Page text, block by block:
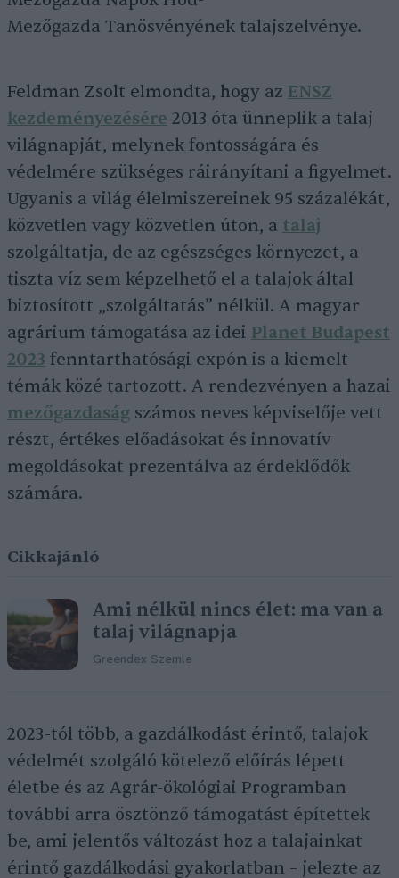
Mezőgazda Tanösvényének talajszelvénye.
Feldman Zsolt elmondta, hogy az ENSZ
kezdeményezésére 2013 óta ünneplik a talaj
világnapját, melynek fontosságára és
védelmére szükséges ráirányítani a figyelmet.
Ugyanis a világ élelmiszereinek 95 százalékát,
közvetlen vagy közvetlen úton, a talaj
szolgáltatja, de az egészséges környezet, a
tiszta víz sem képzelhető el a talajok által
biztosított „szolgáltatás” nélkül. A magyar
agrárium támogatása az idei Planet Budapest
2023 fenntarthatósági expón is a kiemelt
témák közé tartozott. A rendezvényen a hazai
mezőgazdaság számos neves képviselője vett
részt, értékes előadásokat és innovatív
megoldásokat prezentálva az érdeklődők
számára.
Cikkajánló
Ami nélkül nincs élet: ma van a
talaj világnapja
Greendex Szemle
2023-tól több, a gazdálkodást érintő, talajok
védelmét szolgáló kötelező előírás lépett
életbe és az Agrár-ökológiai Programban
további arra ösztönző támogatást építettek
be, ami jelentős változást hoz a talajainkat
érintő gazdálkodási gyakorlatban – jelezte az